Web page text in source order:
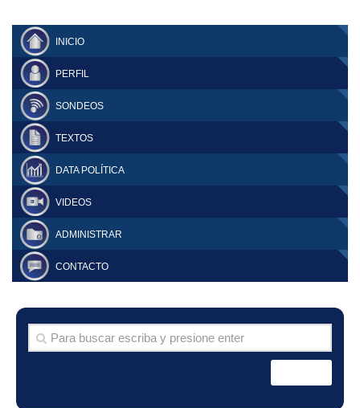
INICIO
PERFIL
SONDEOS
TEXTOS
DATA POLÍTICA
VIDEOS
ADMINISTRAR
CONTACTO